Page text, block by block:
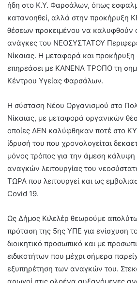
ήδη στο Κ.Υ. Φαρσάλων, όπως
κατανοηθεί, αλλά στην προκήρυξη
θέσεων προκειμένου να καλυφθούν
ανάγκες του ΝΕΟΣΥΣΤΑΤΟΥ
Νίκαιας. Η μεταφορά και προκήρυξη
επηρεάσει με ΚΑΝΕΝΑ ΤΡΟΠΟ τη
Κέντρου Υγείας Φαρσάλων.
Η σύσταση Νέου Οργανισμού στο
Νίκαιας, με μεταφορά οργανικών
οποίες ΔΕΝ καλύφθηκαν ποτέ στο
ίδρυσή του που χρονολογείται
μόνος τρόπος για την άμεση
αναγκών λειτουργίας του
ΤΩΡΑ που λειτουργεί και ως
Covid 19.
Ως Δήμος Κιλελέρ θεωρούμε
πρόταση της 5ης ΥΠΕ για ενίσχυση
διοικητικό προσωπικό και με
ειδικοτήτων που μέχρι σήμερα
εξυπηρέτηση των αναγκών του.